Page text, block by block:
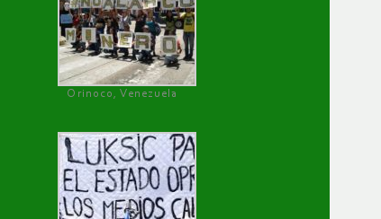
Orinoco, Venezuela